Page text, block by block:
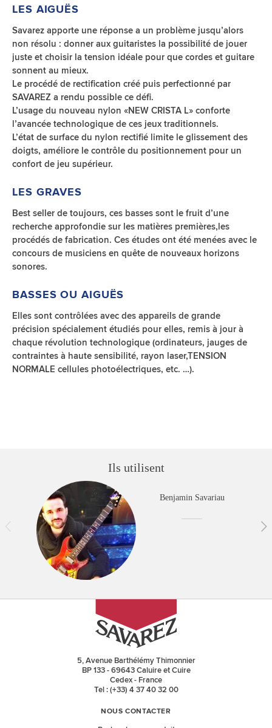
LES AIGUËS
Savarez apporte une réponse a un problème jusqu’alors
non résolu : donner aux guitaristes la possibilité de jouer
juste et choisir la tension idéale pour que cordes et guitare
sonnent au mieux.
Le procédé de rectification créé puis perfectionné par
SAVAREZ a rendu possible ce défi.
L’usage du nouveau nylon «NEW CRISTA L» conforte
l’avancée technologique de ces jeux traditionnels.
L’état de surface du nylon rectifié limite le glissement des
doigts, améliore le contrôle du positionnement pour un
confort de jeu supérieur.
LES GRAVES
Best seller de toujours, ces basses sont le fruit d’une
recherche approfondie sur les matières premières,les
procédés de fabrication. Ces études ont été menées avec le
concours de musiciens en quête de nouveaux horizons
sonores.
BASSES OU AIGUËS
Elles sont contrôlées avec des appareils de grande
précision spécialement étudiés pour elles, remis à jour à
chaque révolution technologique (ordinateurs, jauges de
contraintes à haute sensibilité, rayon laser,TENSION
NORMALE cellules photoélectriques, etc. …).
Ils utilisent
Benjamin Savariau
5, Avenue Barthélémy Thimonnier
BP 133 - 69643 Caluire et Cuire
Cedex - France
Tel : (+33) 4 37 40 32 00
NOUS CONTACTER